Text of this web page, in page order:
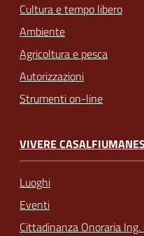
Cultura e tempo libero
Ambiente
Agricoltura e pesca
Autorizzazioni
Strumenti on-line
VIVERE
Luoghi
Eventi
Cittadinanza Onoraria Ing.